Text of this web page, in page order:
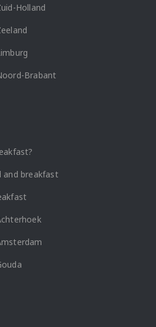
Holland
Brabant
and breakfast